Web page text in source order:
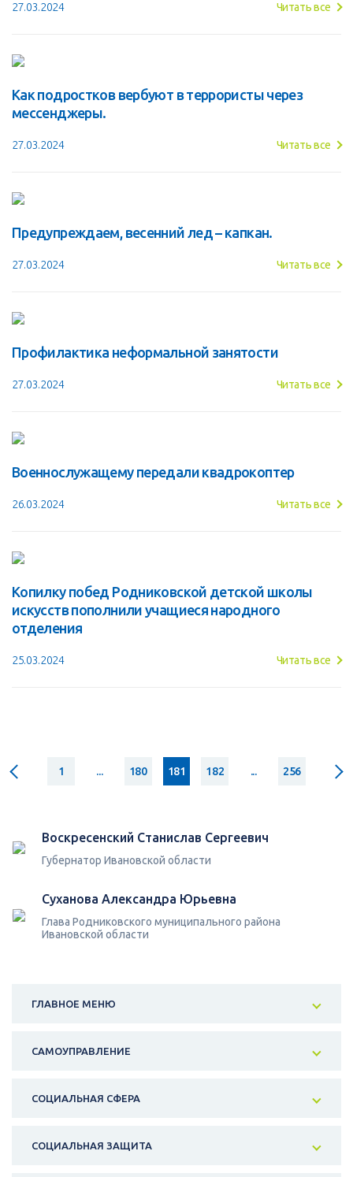
27.03.2024 Читать все
Как подростков вербуют в террористы через
мессенджеры.
27.03.2024 Читать все
Предупреждаем, весенний лед – капкан.
27.03.2024 Читать все
Профилактика неформальной занятости
27.03.2024 Читать все
Военнослужащему передали квадрокоптер
26.03.2024 Читать все
Копилку побед Родниковской детской школы
искусств пополнили учащиеся народного
отделения
25.03.2024 Читать все
1 ... 180 181 182 ... 256
Воскресенский Станислав Сергеевич
Губернатор Ивановской области
Суханова Александра Юрьевна
Глава Родниковского муниципального района
Ивановской области
ГЛАВНОЕ МЕНЮ
САМОУПРАВЛЕНИЕ
СОЦИАЛЬНАЯ СФЕРА
СОЦИАЛЬНАЯ ЗАЩИТА